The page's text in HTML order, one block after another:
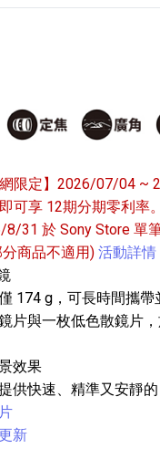
網限定】2026/07/04 ~
可享 12期分期零利率。
31 於 Sony Store 單
商品不適用) 活動詳情
174 g，可長時間攜帶
片與一枚低色散鏡片
效果
供快速、精準又安靜
新